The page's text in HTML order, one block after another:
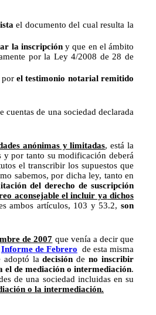
el documento del cual resulta la
la inscripcióny que en el ámbito
por la Ley 4/2008 de 28 de
porel testimonio notarial remitido
de una sociedad declarada
anónimas y limitadas, está la
y por tanto su modificación deberá
el transcribir los supuestos que
sabemos, por dicha ley, tanto en
del derecho de suscripción
aconsejable el incluir ya dichos
ambos artículos, 103 y 53.2,son
de 2007 que venía a decir que
Informe de Febrero de esta misma
adoptó ladecisión deno inscribir
el de mediación o intermediación.
de una sociedad incluidas en su
o la intermediación.